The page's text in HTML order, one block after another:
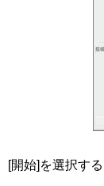
[開始]を選択す